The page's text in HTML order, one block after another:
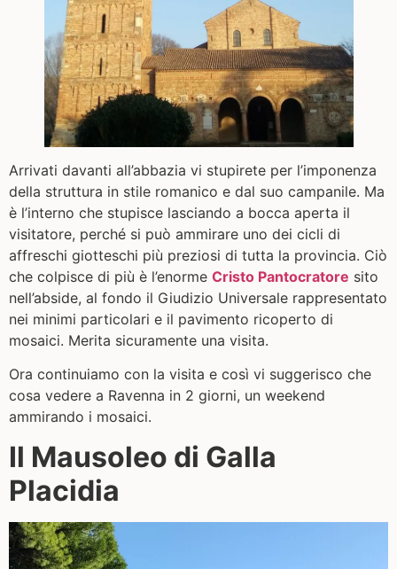
Arrivati davanti all’abbazia vi stupirete per l’imponenza
della struttura in stile romanico e dal suo campanile. Ma
è l’interno che stupisce lasciando a bocca aperta il
visitatore, perché si può ammirare uno dei cicli di
affreschi giotteschi più preziosi di tutta la provincia. Ciò
che colpisce di più è l’enorme Cristo Pantocratore sito
nell’abside, al fondo il Giudizio Universale rappresentato
nei minimi particolari e il pavimento ricoperto di
mosaici. Merita sicuramente una visita.
Ora continuiamo con la visita e così vi suggerisco che
cosa vedere a Ravenna in 2 giorni, un weekend
ammirando i mosaici.
Il Mausoleo di Galla
Placidia